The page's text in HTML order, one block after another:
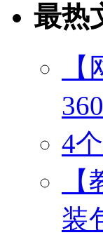
最热
4
装